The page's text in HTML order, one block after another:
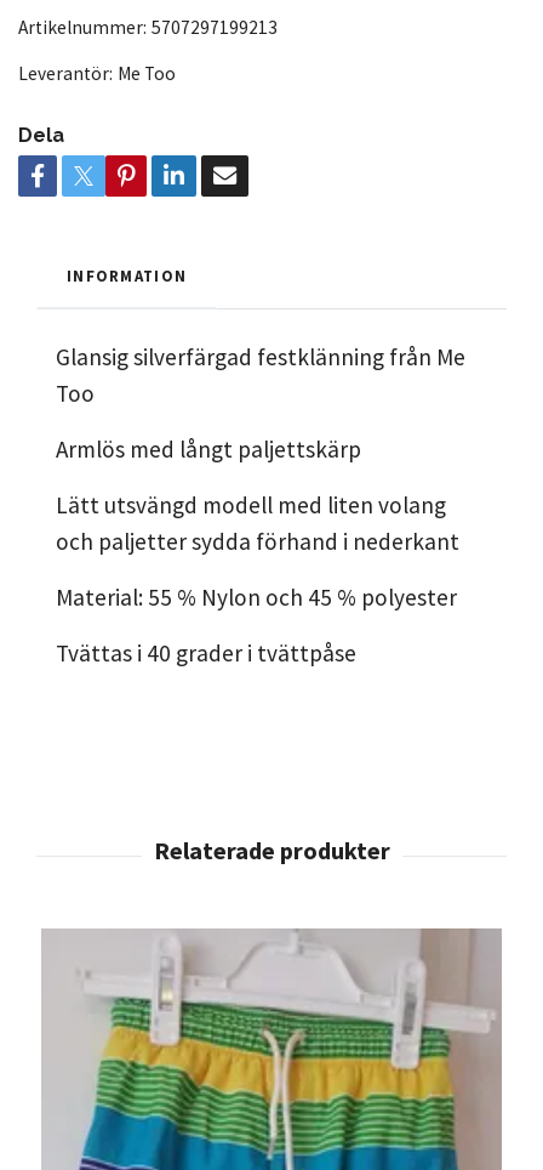
Artikelnummer: 5707297199213
Leverantör: Me Too
Dela
INFORMATION
Glansig silverfärgad festklänning från Me
Too
Armlös med långt paljettskärp
Lätt utsvängd modell med liten volang
och paljetter sydda förhand i nederkant
Material: 55 % Nylon och 45 % polyester
Tvättas i 40 grader i tvättpåse